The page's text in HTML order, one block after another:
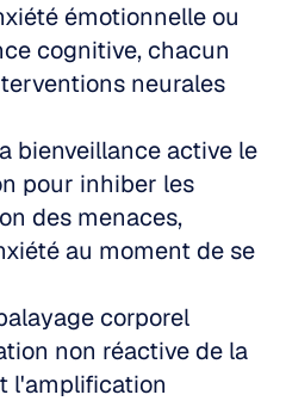
émotionnelle ou
cognitive, chacun
neurales
bienveillance active le
pour inhiber les
des menaces,
au moment de se
corporel
non réactive de la
l'amplification